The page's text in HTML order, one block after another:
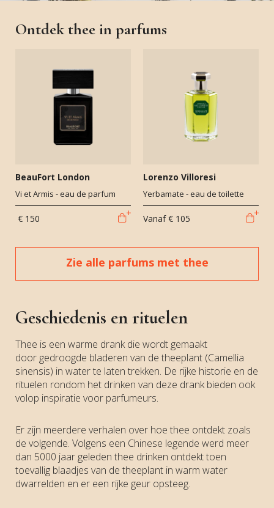
Ontdek thee in parfums
BeauFort London
Vi et Armis - eau de parfum
€ 150
Lorenzo Villoresi
Yerbamate - eau de toilette
Vanaf € 105
Zie alle parfums met thee
Geschiedenis en rituelen
Thee is een warme drank die wordt gemaakt
door gedroogde bladeren van de theeplant (Camellia
sinensis) in water te laten trekken. De rijke historie en de
rituelen rondom het drinken van deze drank bieden ook
volop inspiratie voor parfumeurs.
Er zijn meerdere verhalen over hoe thee ontdekt zoals
de volgende. Volgens een Chinese legende werd meer
dan 5000 jaar geleden thee drinken ontdekt toen
toevallig blaadjes van de theeplant in warm water
dwarrelden en er een rijke geur opsteeg.